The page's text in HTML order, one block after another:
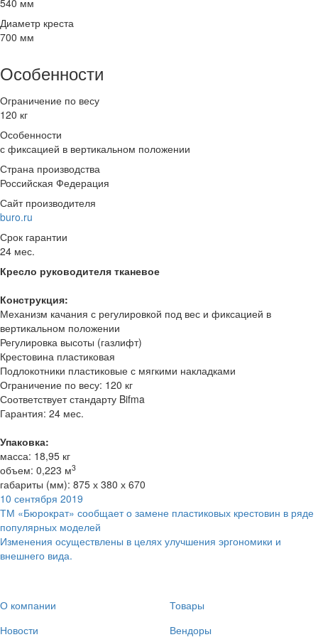
540 мм
Диаметр креста
700 мм
Особенности
Ограничение по весу
120 кг
Особенности
с фиксацией в вертикальном положении
Страна производства
Российская Федерация
Сайт производителя
buro.ru
Срок гарантии
24 мес.
Кресло руководителя тканевое
Конструкция:
Механизм качания с регулировкой под вес и фиксацией в
вертикальном положении
Регулировка высоты (газлифт)
Крестовина пластиковая
Подлокотники пластиковые с мягкими накладками
Ограничение по весу: 120 кг
Соответствует стандарту Bifma
Гарантия: 24 мес.
Упаковка:
масса: 18,95 кг
объем: 0,223 м3
габариты (мм): 875 х 380 х 670
10 сентября 2019
ТМ «Бюрократ» сообщает о замене пластиковых крестовин в ряде
популярных моделей
Изменения осуществлены в целях улучшения эргономики и
внешнего вида.
О компании
Новости
Товары
Вендоры